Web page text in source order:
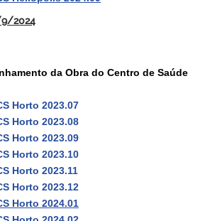
2024
da Obra do Centro de Saúde
Horto 2023.07
Horto 2023.08
Horto 2023.09
Horto 2023.10
Horto 2023.11
Horto 2023.12
Horto 2024.01